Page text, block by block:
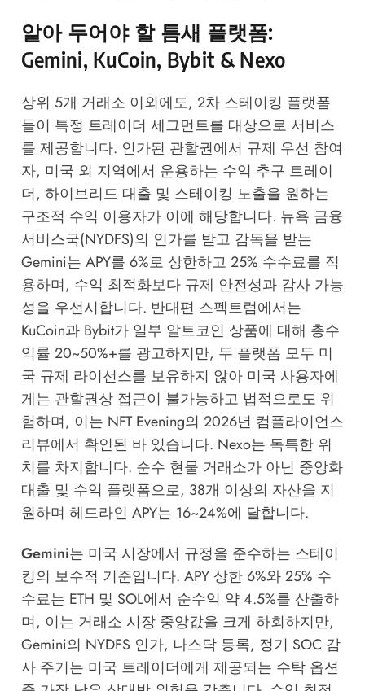
알아 두어야 할 틈새 플랫폼:
Gemini, KuCoin, Bybit & Nexo
상위 5개 거래소 이외에도, 2차 스테이킹 플랫폼
들이 특정 트레이더 세그먼트를 대상으로 서비스
를 제공합니다. 인가된 관할권에서 규제 우선 참여
자, 미국 외 지역에서 운용하는 수익 추구 트레이
더, 하이브리드 대출 및 스테이킹 노출을 원하는
구조적 수익 이용자가 이에 해당합니다. 뉴욕 금융
서비스국(NYDFS)의 인가를 받고 감독을 받는
Gemini는 APY를 6%로 상한하고 25% 수수료를 적
용하며, 수익 최적화보다 규제 안전성과 감사 가능
성을 우선시합니다. 반대편 스펙트럼에서는
KuCoin과 Bybit가 일부 알트코인 상품에 대해 총수
익률 20~50%+를 광고하지만, 두 플랫폼 모두 미
국 규제 라이선스를 보유하지 않아 미국 사용자에
게는 관할권상 접근이 불가능하고 법적으로도 위
험하며, 이는 NFT Evening의 2026년 컴플라이언스
리뷰에서 확인된 바 있습니다. Nexo는 독특한 위
치를 차지합니다. 순수 현물 거래소가 아닌 중앙화
대출 및 수익 플랫폼으로, 38개 이상의 자산을 지
원하며 헤드라인 APY는 16~24%에 달합니다.
Gemini는 미국 시장에서 규정을 준수하는 스테이
킹의 보수적 기준입니다. APY 상한 6%와 25% 수
수료는 ETH 및 SOL에서 순수익 약 4.5%를 산출하
며, 이는 거래소 시장 중앙값을 크게 하회하지만,
Gemini의 NYDFS 인가, 나스닥 등록, 정기 SOC 감
사 주기는 미국 트레이더에게 제공되는 수탁 옵션